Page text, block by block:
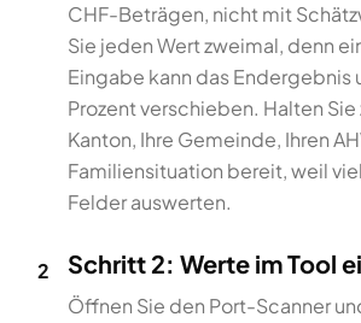
CHF-Beträgen, nicht mit
Sie jeden Wert zweimal, denn
Eingabe kann das Endergebnis
Prozent verschieben. Halten Sie
Kanton, Ihre Gemeinde, Ihren
Familiensituation bereit, weil
Felder auswerten.
2 Schritt 2: Werte im Tool
Öffnen Sie den Port-Scanner